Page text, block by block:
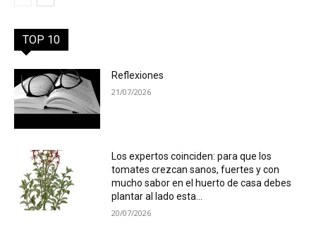
TOP 10
Reflexiones
21/07/2026
Los expertos coinciden: para que los
tomates crezcan sanos, fuertes y con
mucho sabor en el huerto de casa debes
plantar al lado esta...
20/07/2026